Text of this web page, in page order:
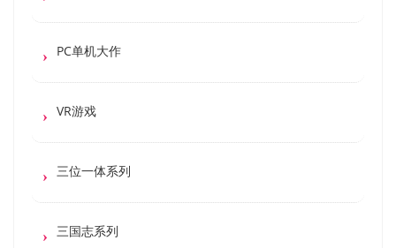
PC单机大作
VR游戏
三位一体系列
三国志系列